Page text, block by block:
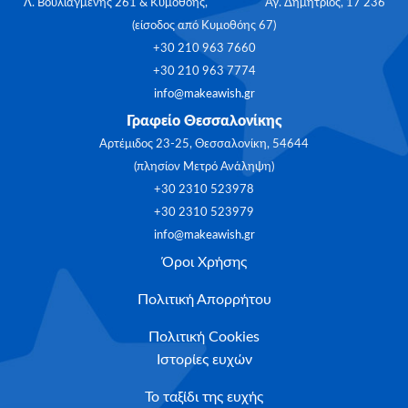
Λ. Βουλιαγμένης 261 & Κυμοθόης, Αγ. Δημήτριος, 17 236
(είσοδος από Κυμοθόης 67)
+30 210 963 7660
+30 210 963 7774
info@makeawish.gr
Γραφείο Θεσσαλονίκης
Αρτέμιδος 23-25, Θεσσαλονίκη, 54644
(πλησίον Μετρό Ανάληψη)
+30 2310 523978
+30 2310 523979
info@makeawish.gr
Όροι Χρήσης
Πολιτική Απορρήτου
Πολιτική Cookies
Ιστορίες ευχών
Το ταξίδι της ευχής